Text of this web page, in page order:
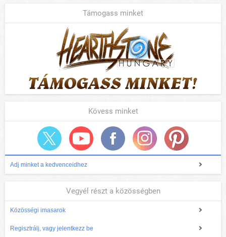
Támogass minket
Kövess minket
Adj minket a kedvenceidhez
Vegyél részt a közösségben
Közösségi imasarok
Regisztrálj, vagy jelentkezz be